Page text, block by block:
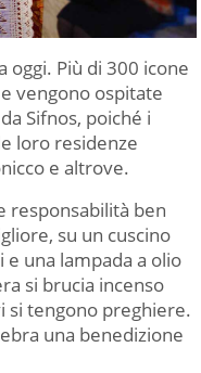
oggi. Più di 300 icone
vengono ospitate
Sifnos, poiché i
loro residenze
e altrove.
responsabilità ben
su un cuscino
una lampada a olio
si brucia incenso
si tengono preghiere.
una benedizione